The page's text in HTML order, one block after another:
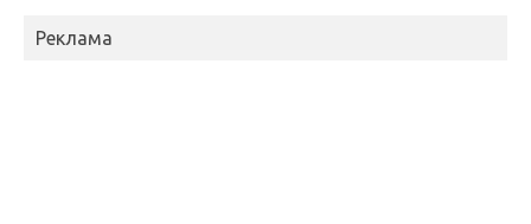
Реклама